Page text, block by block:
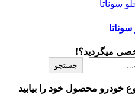
میگردید؟!
جستجو
خودرو محصول خود را بیابید